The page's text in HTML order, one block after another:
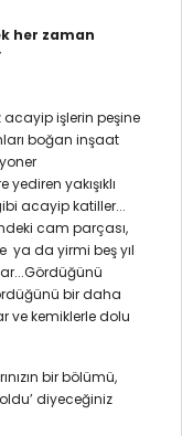
her zaman
acayip işlerin peşine
boğan inşaat
yakışıklı
acayip katiller...
cam parçası,
ya da yirmi beş yıl
bir daha
ve kemiklerle dolu
bir bölümü,
diyeceğiniz